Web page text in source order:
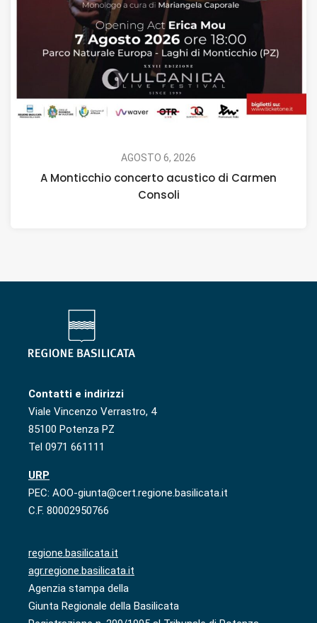
AGOSTO 6, 2026
A Monticchio concerto acustico di Carmen
Consoli
Contatti e indirizzi
Viale Vincenzo Verrastro, 4
85100 Potenza PZ
Tel 0971 661111
URP
PEC: AOO-giunta@cert.regione.basilicata.it
C.F. 80002950766
regione.basilicata.it
agr.regione.basilicata.it
Agenzia stampa della
Giunta Regionale della Basilicata